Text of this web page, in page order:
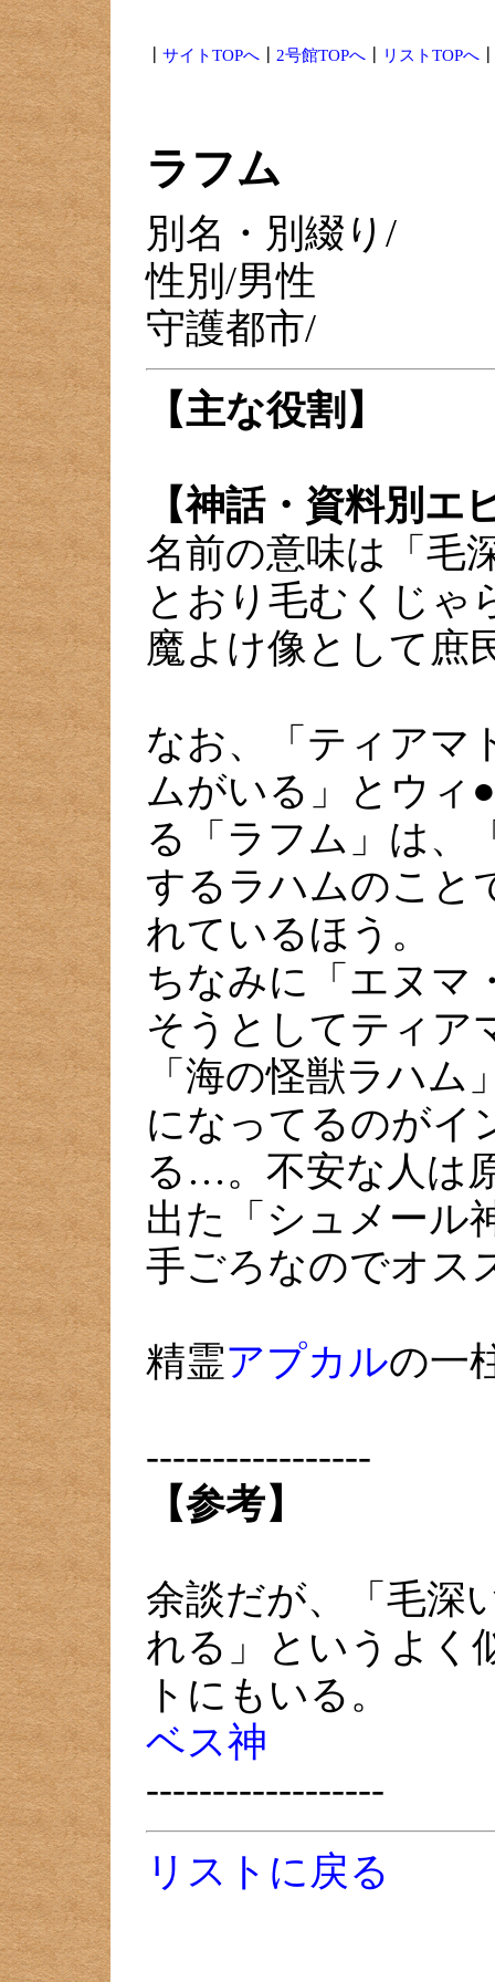
┃サイトTOPへ 2号館TOPへ リストTOPへ
ラフム
別名・別綴り/
性別/男性
守護都市/
【主な役割】
【神話・資料別エ
名前の意味は「毛
とおり毛むくじゃ
魔よけ像として庶
なお、「ティアマ
ムがいる」とウィ
る「ラフム」は、
するラハムのこと
れているほう。
ちなみに「エヌマ
そうとしてティア
「海の怪獣ラハ
になってるのがイ
る…。不安な人は
出た「シュメール
手ごろなのでオス
精霊アプカルの一
-----------------
【参考】
余談だが、「毛深
れる」というよく
トにもいる。
ベス神
------------------
リストに戻る